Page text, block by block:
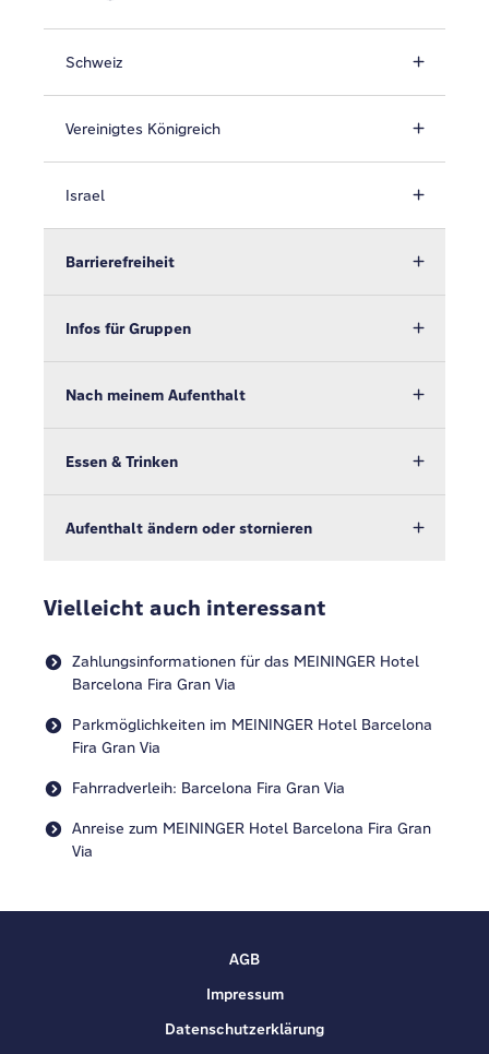
Schweiz
Vereinigtes Königreich
Israel
Barrierefreiheit
Infos für Gruppen
Nach meinem Aufenthalt
Essen & Trinken
Aufenthalt ändern oder stornieren
Vielleicht auch interessant
Zahlungsinformationen für das MEININGER Hotel
Barcelona Fira Gran Via
Parkmöglichkeiten im MEININGER Hotel Barcelona
Fira Gran Via
Fahrradverleih: Barcelona Fira Gran Via
Anreise zum MEININGER Hotel Barcelona Fira Gran
Via
AGB
Impressum
Datenschutzerklärung